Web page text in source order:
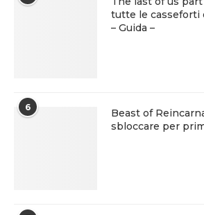
tutte le casseforti
– Guida –
6
Beast of
sbloccare per